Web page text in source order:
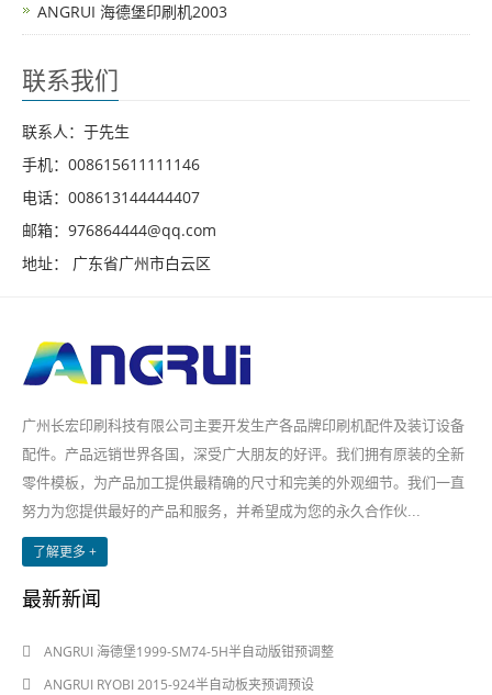
ANGRUI 海德堡印刷机2003
联系我们
联系人：于先生
手机：008615611111146
电话：008613144444407
邮箱：976864444@qq.com
地址： 广东省广州市白云区
广州长宏印刷科技有限公司主要开发生产各品牌印刷机配件及装订设备
配件。产品远销世界各国，深受广大朋友的好评。我们拥有原装的全新
零件模板，为产品加工提供最精确的尺寸和完美的外观细节。我们一直
努力为您提供最好的产品和服务，并希望成为您的永久合作伙...
了解更多 +
最新新闻
ANGRUI 海德堡1999-SM74-5H半自动版钳预调整
ANGRUI RYOBI 2015-924半自动板夹预调预设